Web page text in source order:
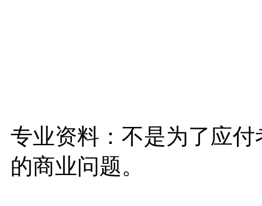
专业资料：不是为了应
的商业问题。